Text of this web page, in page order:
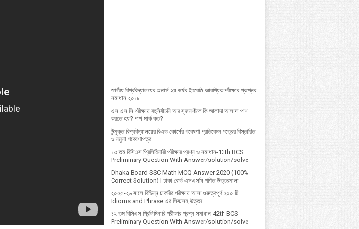
জাতীয় বিশ্ববিদ্যালয়ের অনার্স ২য় বর্ষের ইংরেজি আবশ্যিক পরীক্ষার প্রশ্নের
সমাধান ২০১৮
এস এস সি পরীক্ষায় বহুনির্বাচনি আর সৃজনশীলে কি আলাদা আলাদা পাশ
করতে হয়? পাশ মার্ক কত?
উন্মুক্ত বিশ্ববিদ্যালয়ের বিএড কোর্সের গবেষণা প্রতিবেদন পত্রের বিস্তারিত
ও নমুনা গবেষণাপত্র
১৩ তম বিসিএস প্রি‌লি‌মিনারী পরীক্ষার প্রশ্ন ও সমাধান-13th BCS
Preliminary Question With Answer/solution/solve
Dhaka Board SSC Math MCQ Answer 2020 (100%
Correct Solution) | ঢাকা বোর্ড এসএসসি গণিত উত্তরমালা
২০২৫-২৬ সালে বিভিন্ন চাকরির পরীক্ষায় আসা গুরুত্বপূর্ণ ২০০ টি
Idioms and Phrase এর লিস্টসহ উত্তর
৪২ তম বিসিএস প্রিলিমিনারি পরীক্ষার প্রশ্ন সমাধান-42th BCS
Preliminary Question With Answer/solution/solve